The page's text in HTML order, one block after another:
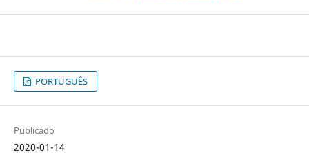
PORTUGUÊS
Publicado
2020-01-14